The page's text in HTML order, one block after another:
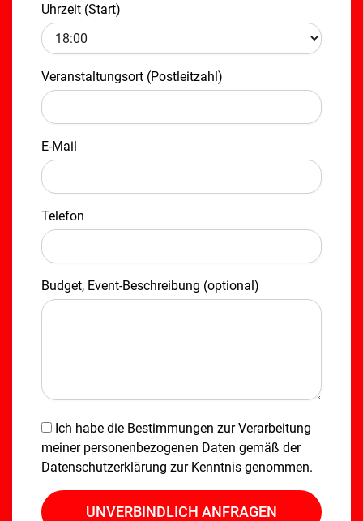
Uhrzeit (Start)
Veranstaltungsort (Postleitzahl)
E-Mail
Telefon
Budget, Event-Beschreibung (optional)
Ich habe die Bestimmungen zur Verarbeitung
meiner personenbezogenen Daten gemäß der
Datenschutzerklärung zur Kenntnis genommen.